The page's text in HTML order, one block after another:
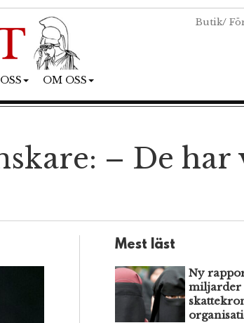
Butik/
OM OSS
– De har
Mest läst
Ny
miljarder